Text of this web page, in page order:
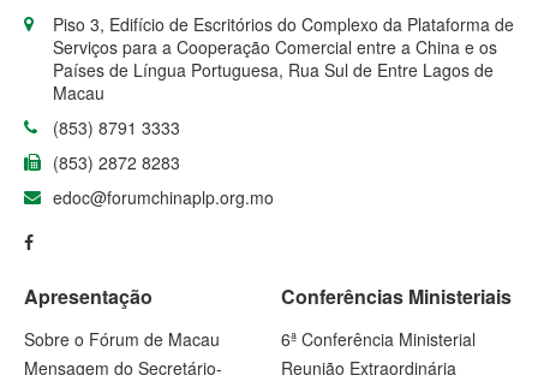
Piso 3, Edifício de Escritórios do Complexo da Plataforma de
Serviços para a Cooperação Comercial entre a China e os
Países de Língua Portuguesa, Rua Sul de Entre Lagos de
Macau
(853) 8791 3333
(853) 2872 8283
edoc@forumchinaplp.org.mo
Apresentação
Sobre o Fórum de Macau
Mensagem do Secretário-
Conferências Ministeriais
6ª Conferência Ministerial
Reunião Extraordinária